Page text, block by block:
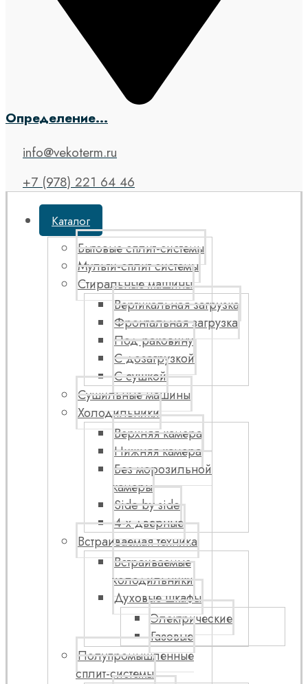
Определение...
info@vekoterm.ru
+7 (978) 221 64 46
Каталог
Бытовые сплит-системы
Мульти-сплит системы
Стиральные машины
Вертикальная загрузка
Фронтальная загрузка
Под раковину
С дозагрузкой
С сушкой
Сушильные машины
Холодильники
Верхняя камера
Нижняя камера
Без морозильной
камеры
Side by side
4-х дверные
Встраиваемая техника
Встраиваемые
холодильники
Духовые шкафы
Электрические
Газовые
Полупромышленные
сплит-системы